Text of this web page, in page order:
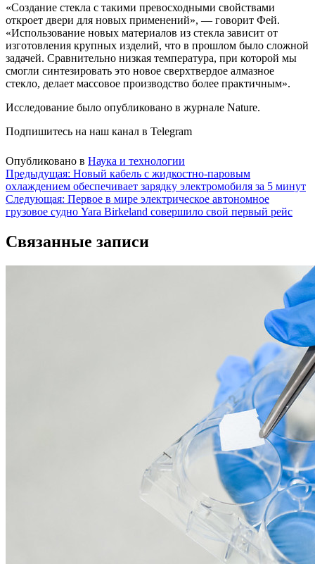
«Создание стекла с такими превосходными свойствами
откроет двери для новых применений», — говорит Фей.
«Использование новых материалов из стекла зависит от
изготовления крупных изделий, что в прошлом было сложной
задачей. Сравнительно низкая температура, при которой мы
смогли синтезировать это новое сверхтвердое алмазное
стекло, делает массовое производство более практичным».
Исследование было опубликовано в журнале Nature.
Подпишитесь на наш канал в Telegram
Опубликовано в Наука и технологии
Навигация
по
записям
Предыдущая: Новый кабель с жидкостно-паровым
охлаждением обеспечивает зарядку электромобиля за 5 минут
Следующая: Первое в мире электрическое автономное
грузовое судно Yara Birkeland совершило свой первый рейс
Связанные записи